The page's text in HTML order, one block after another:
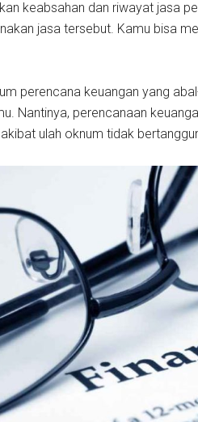
keabsahan dan riwayat jasa
jasa tersebut. Kamu bisa
perencana keuangan yang
Nantinya, perencanaan
ulah oknum tidak